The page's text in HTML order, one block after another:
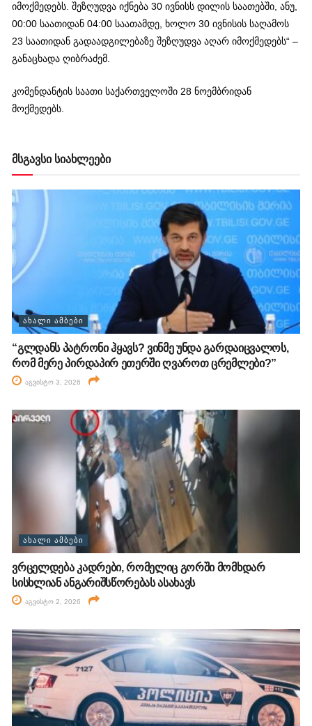
იმოქმედებს. შეზღუდვა იქნება 30 ივნისს დილის საათებში, ანუ,
00:00 საათიდან 04:00 საათამდე, ხოლო 30 ივნისის საღამოს
23 საათიდან გადაადგილებაზე შეზღუდვა აღარ იმოქმედებს“ –
განაცხადა ღიბრაძემ.
კომენდანტის საათი საქართველოში 28 ნოემბრიდან
მოქმედებს.
მსგავსი სიახლეები
ᲐᲮᲐᲚᲘ ᲐᲛᲑᲔᲑᲘ
“გლდანს პატრონი ჰყავს? ვინმე უნდა გარდაიცვალოს,
რომ მერე პირდაპირ ეთერში ღვაროთ ცრემლები?”
აგვისტო 3, 2026
ᲐᲮᲐᲚᲘ ᲐᲛᲑᲔᲑᲘ
ვრცელდება კადრები, რომელიც გორში მომხდარ
სისხლიან ანგარიშსწორებას ასახავს
აგვისტო 2, 2026